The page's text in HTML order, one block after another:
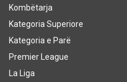
Kombëtarja
Kategoria Superiore
Kategoria e Parë
Premier League
La Liga